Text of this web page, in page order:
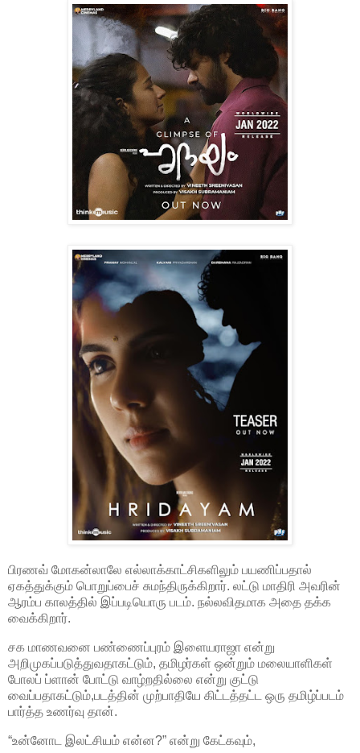
பிரணவ் மோகன்லாலே எல்லாக்காட்சிகளிலும் பயணிப்பதால்
ஏகத்துக்கும் பொறுப்பைச் சுமந்திருக்கிறார். லட்டு மாதிரி அவரின்
ஆரம்ப காலத்தில் இப்படியொரு படம். நல்லவிதமாக அதை தக்க
வைக்கிறார்.
சக மாணவனை பண்ணைப்புரம் இளையராஜா என்று
அறிமுகப்படுத்துவதாகட்டும், தமிழர்கள் ஒன்றும் மலையாளிகள்
போலப் ப்ளான் போட்டு வாழ்றதில்லை என்று குட்டு
வைப்பதாகட்டும்,படத்தின் முற்பாதியே கிட்டத்தட்ட ஒரு தமிழ்ப்படம்
பார்த்த உணர்வு தான்.
“உன்னோட இலட்சியம் என்ன?” என்று கேட்கவும்,